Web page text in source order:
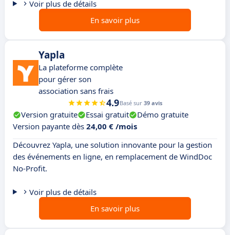
Voir plus de détails
En savoir plus
Yapla
La plateforme complète
pour gérer son
association sans frais
4.9Basé sur 39 avis
Version gratuite Essai gratuit
Démo gratuite
Version payante dès 24,00 € /mois
Découvrez Yapla, une solution innovante pour la gestion
des événements en ligne, en remplacement de WindDoc
No-Profit.
Voir plus de détails
En savoir plus